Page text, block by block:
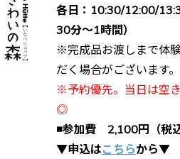
各日：10:30/12:00/
30分〜1時間）
※完成品お渡しまで体
だく場合がございます。
※予約優先。当日は空
◎
◾️参加費 2,100円（税込
▼申込はこちらから▼